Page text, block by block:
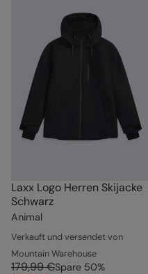
Laxx Logo Herren Skijacke
Schwarz
Animal
Verkauft und versendet von
Mountain Warehouse
179,99 €Spare 50%